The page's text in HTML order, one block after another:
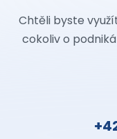
Chtěli byste
cokoliv o